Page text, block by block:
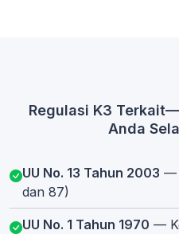
Regulasi K3
Anda
UU No. 13 Tahun 2003 —
dan 87)
UU No. 1 Tahun 1970 —